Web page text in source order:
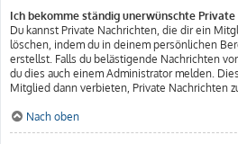
Ich bekomme ständig unerwünschte Private
Du kannst Private Nachrichten, die dir ein
löschen, indem du in deinem persönlichen
erstellst. Falls du belästigende Nachrichten
du dies auch einem Administrator melden.
Mitglied dann verbieten, Private Nachrichten
Nach oben